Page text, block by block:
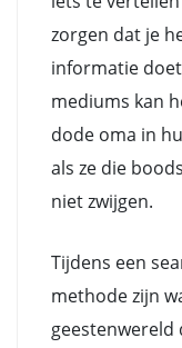
zorgen dat je
informatie
mediums kan
dode oma in
als ze die
niet zwijgen.
Tijdens een
methode zijn
geestenwereld